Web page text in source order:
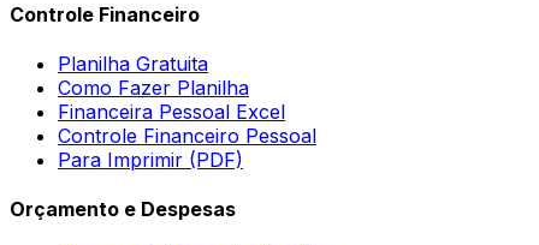
Controle Financeiro
Planilha Gratuita
Como Fazer Planilha
Financeira Pessoal Excel
Controle Financeiro Pessoal
Para Imprimir (PDF)
Orçamento e Despesas